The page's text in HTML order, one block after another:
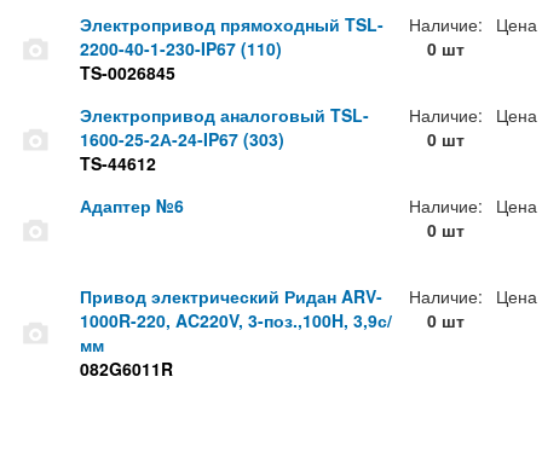
Электропривод прямоходный TSL-
2200-40-1-230-IP67 (110)
TS-0026845
Наличие:
0 шт
Цена
Электропривод аналоговый TSL-
1600-25-2А-24-IP67 (303)
TS-44612
Наличие:
0 шт
Цена
Адаптер №6
Наличие:
0 шт
Цена
Привод электрический Ридан ARV-
1000R-220, AC220V, 3-поз.,100H, 3,9с/
мм
082G6011R
Наличие:
0 шт
Цена